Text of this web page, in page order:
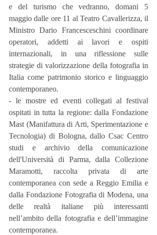
e del turismo che vedranno, domani 5
maggio dalle ore 11 al Teatro Cavallerizza, il
Ministro Dario Francesceschini coordinare
operatori, addetti ai lavori e ospiti
internazionali, in una riflessione sulle
strategie di valorizzazione della fotografia in
Italia come patrimonio storico e linguaggio
contemporaneo.
- le mostre ed eventi collegati al festival
ospitati in tutta la regione: dalla Fondazione
Mast (Manifattura di Arti, Sperimentazione e
Tecnologia) di Bologna, dallo Csac Centro
studi e archivio della comunicazione
dell'Università di Parma, dalla Collezione
Maramotti, raccolta privata di arte
contemporanea con sede a Reggio Emilia e
dalla Fondazione Fotografia di Modena, una
delle realtà italiane più interessanti
nell’ambito della fotografia e dell’immagine
contemporanea.